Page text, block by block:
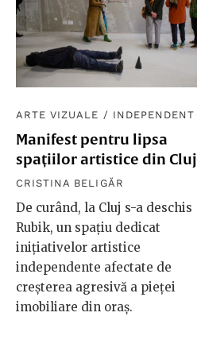
ARTE VIZUALE / INDEPENDENT
Manifest pentru lipsa
spațiilor artistice din Cluj
CRISTINA BELIGĂR
De curând, la Cluj s-a deschis
Rubik, un spațiu dedicat
inițiativelor artistice
independente afectate de
creșterea agresivă a pieței
imobiliare din oraș.